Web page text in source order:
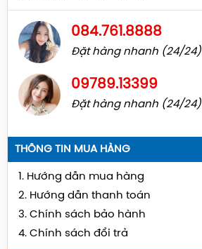
084.761.8888
Đặt hàng nhanh (24/24)
09789.13399
Đặt hàng nhanh (24/24)
THÔNG TIN MUA HÀNG
1. Hướng dẫn mua hàng
2. Hướng dẫn thanh toán
3. Chính sách bảo hành
4. Chính sách đổi trả